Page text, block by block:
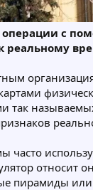
с
так
часто
относит
пирамиды или